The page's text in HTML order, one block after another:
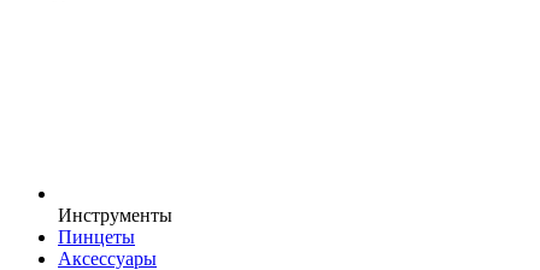
Инструменты
Пинцеты
Аксессуары